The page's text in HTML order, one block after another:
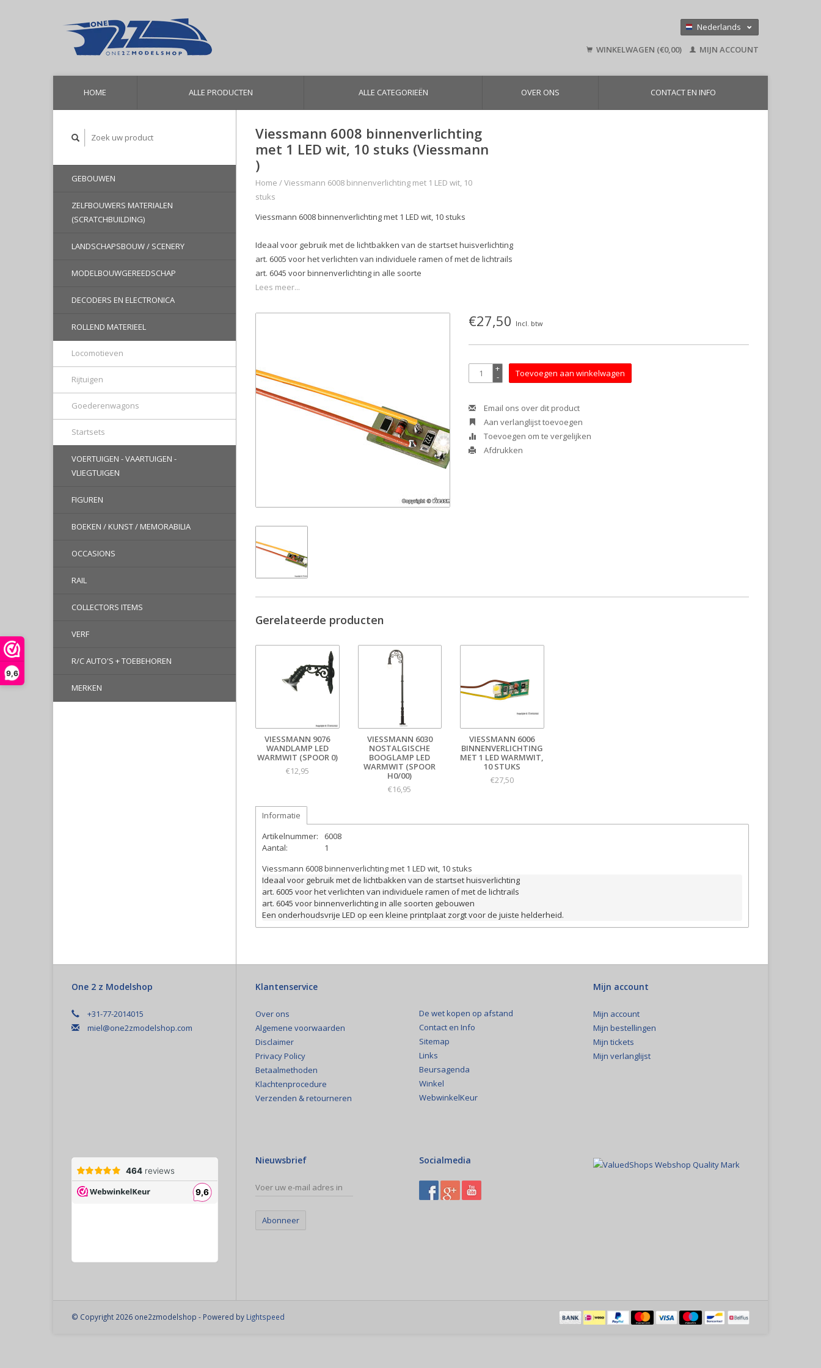
9,6
Nederlands
English
WINKELWAGEN (€0,00) MIJN ACCOUNT
HOME ALLE PRODUCTEN ALLE CATEGORIEËN OVER ONS CONTACT EN INFO
GEBOUWEN
ZELFBOUWERS MATERIALEN
(SCRATCHBUILDING)
LANDSCHAPSBOUW / SCENERY
MODELBOUWGEREEDSCHAP
DECODERS EN ELECTRONICA
ROLLEND MATERIEEL
Locomotieven
Rijtuigen
Goederenwagons
Startsets
VOERTUIGEN - VAARTUIGEN -
VLIEGTUIGEN
FIGUREN
BOEKEN / KUNST / MEMORABILIA
OCCASIONS
RAIL
COLLECTORS ITEMS
VERF
R/C AUTO'S + TOEBEHOREN
MERKEN
Viessmann 6008 binnenverlichting
met 1 LED wit, 10 stuks (Viessmann
)
Home /Viessmann 6008 binnenverlichting met 1 LED wit, 10
stuks
Viessmann 6008 binnenverlichting met 1 LED wit, 10 stuks
Ideaal voor gebruik met de lichtbakken van de startset huisverlichting
art. 6005 voor het verlichten van individuele ramen of met de lichtrails
art. 6045 voor binnenverlichting in alle soorte
Lees meer...
€27,50 Incl. btw
+
- Toevoegen aan winkelwagen
Email ons over dit product
Aan verlanglijst toevoegen
Toevoegen om te vergelijken
Afdrukken
Gerelateerde producten
VIESSMANN 9076
WANDLAMP LED
WARMWIT (SPOOR 0)
€12,95
VIESSMANN 6030
NOSTALGISCHE
BOOGLAMP LED
WARMWIT (SPOOR
H0/00)
€16,95
VIESSMANN 6006
BINNENVERLICHTING
MET 1 LED WARMWIT,
10 STUKS
€27,50
Informatie
Artikelnummer:
6008
Aantal:
1
Viessmann 6008 binnenverlichting met 1 LED wit, 10 stuks
Ideaal voor gebruik met de lichtbakken van de startset huisverlichting
art. 6005 voor het verlichten van individuele ramen of met de lichtrails
art. 6045 voor binnenverlichting in alle soorten gebouwen
Een onderhoudsvrije LED op een kleine printplaat zorgt voor de juiste helderheid.
One 2 z Modelshop
+31-77-2014015
miel@one2zmodelshop.com
Klantenservice
Over ons
Algemene voorwaarden
Disclaimer
Privacy Policy
Betaalmethoden
Klachtenprocedure
Verzenden & retourneren
De wet kopen op afstand
Contact en Info
Sitemap
Links
Beursagenda
Winkel
WebwinkelKeur
Mijn account
Mijn account
Mijn bestellingen
Mijn tickets
Mijn verlanglijst
Nieuwsbrief
Abonneer
Socialmedia
© Copyright 2026 one2zmodelshop - Powered by Lightspeed